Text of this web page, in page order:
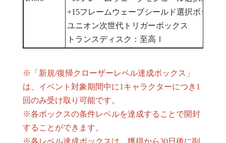
+15フレームウェーブシールド選択ボックス
ユニオン次世代トリガーボックス
トランスディスク：至高Ⅰ
※「新規/復帰クローザーレベル達成ボックス」
は、イベント対象期間中に1キャラクターにつき1
回のみ受け取り可能です。
※各ボックスの条件レベルを達成することで開封
することができます。